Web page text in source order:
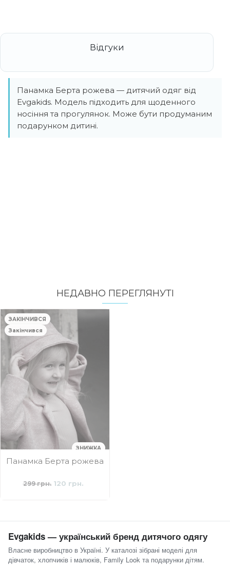
Панамка Берта рожева — дитячий одяг від
Evgakids. Модель підходить для щоденного
носіння та прогулянок. Може бути продуманим
подарунком дитині.
НЕДАВНО ПЕРЕГЛЯНУТI
ЗНИЖКА
ЗАКІНЧИВСЯ
Закінчився
Панамка Берта рожева
299 грн. 120 грн.
Evgakids — український бренд дитячого одягу
Власне виробництво в Україні. У каталозі зібрані моделі для
дівчаток, хлопчиків і малюків, Family Look та подарунки дітям.